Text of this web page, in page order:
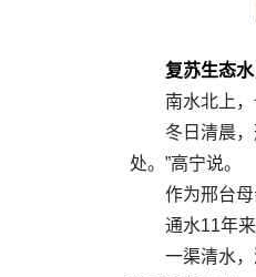
复苏生态
南水北上，
冬日清晨
处。”高宁说。
作为邢台
通水11年
一渠清水